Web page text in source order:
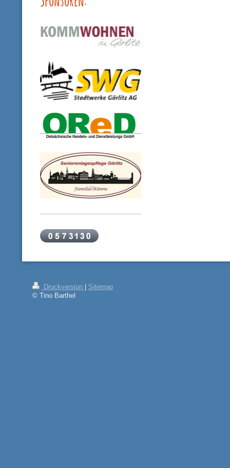
Druckversion
Sitemap
© Tino Barthel